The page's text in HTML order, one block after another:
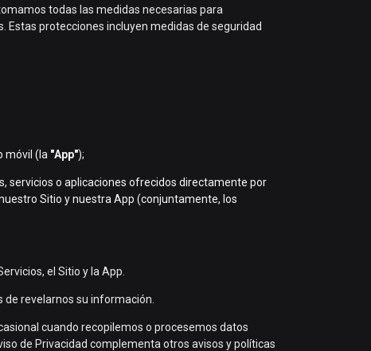
todas las medidas necesarias para
protecciones incluyen medidas de seguridad
móvil (la "App");
servicios o aplicaciones ofrecidos directamente por
Sitio y nuestra App (conjuntamente, los
el Sitio y la App.
revelarnos su información.
cuando recopilemos o procesemos datos
de Privacidad complementa otros avisos y políticas